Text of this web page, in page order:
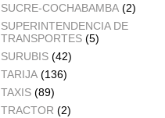
SUCRE-COCHABAMBA (2)
SUPERINTENDENCIA DE
TRANSPORTES (5)
SURUBIS (42)
TARIJA (136)
TAXIS (89)
TRACTOR (2)